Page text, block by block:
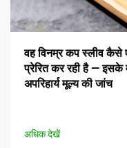
वह विनम्र कप स्लीव कैसे
प्रेरित कर रही है — इसके
अपरिहार्य मूल्य की जांच
अधिक देखें